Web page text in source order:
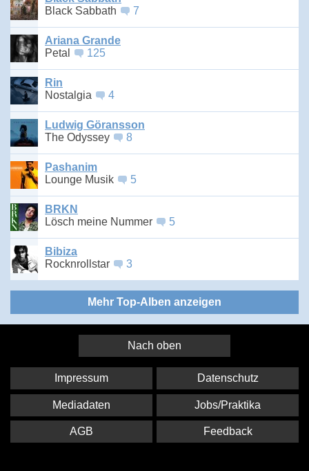
Black Sabbath
7
Ariana Grande
Petal
125
Rin
Nostalgia
4
Ludwig Göransson
The Odyssey
8
Pashanim
Lounge Musik
5
BRKN
Lösch meine Nummer
5
Bibiza
Rocknrollstar
3
Mehr Top-Alben anzeigen
Nach oben
Impressum Datenschutz
Mediadaten Jobs/Praktika
AGB Feedback